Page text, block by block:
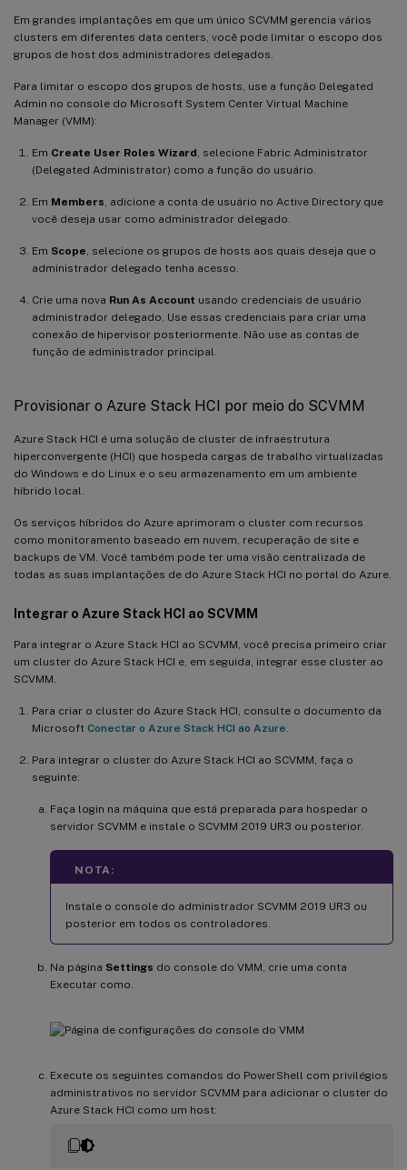
Em grandes implantações em que um único SCVMM gerencia vários
clusters em diferentes data centers, você pode limitar o escopo dos
grupos de host dos administradores delegados.
Para limitar o escopo dos grupos de hosts, use a função Delegated
Admin no console do Microsoft System Center Virtual Machine
Manager (VMM):
Em Create User Roles Wizard , selecione Fabric Administrator
(Delegated Administrator) como a função do usuário.
Em Members , adicione a conta de usuário no Active Directory que
você deseja usar como administrador delegado.
Em Scope , selecione os grupos de hosts aos quais deseja que o
administrador delegado tenha acesso.
Crie uma nova Run As Account usando credenciais de usuário
administrador delegado. Use essas credenciais para criar uma
conexão de hipervisor posteriormente. Não use as contas de
função de administrador principal.
Provisionar o Azure Stack HCI por meio do SCVMM
Azure Stack HCI é uma solução de cluster de infraestrutura
hiperconvergente (HCI) que hospeda cargas de trabalho virtualizadas
do Windows e do Linux e o seu armazenamento em um ambiente
híbrido local.
Os serviços híbridos do Azure aprimoram o cluster com recursos
como monitoramento baseado em nuvem, recuperação de site e
backups de VM. Você também pode ter uma visão centralizada de
todas as suas implantações de do Azure Stack HCI no portal do Azure.
Integrar o Azure Stack HCI ao SCVMM
Para integrar o Azure Stack HCI ao SCVMM, você precisa primeiro criar
um cluster do Azure Stack HCI e, em seguida, integrar esse cluster ao
SCVMM.
Para criar o cluster do Azure Stack HCI, consulte o documento da
Microsoft Conectar o Azure Stack HCI ao Azure
Para integrar o cluster do Azure Stack HCI ao SCVMM, faça o
seguinte:
Faça login na máquina que está preparada para hospedar o
servidor SCVMM e instale o SCVMM 2019 UR3 ou posterior.
NOTA:
Instale o console do administrador SCVMM 2019 UR3 ou
posterior em todos os controladores.
Na página Settings do console do VMM, crie uma conta
Executar como.
Execute os seguintes comandos do PowerShell com privilégios
administrativos no servidor SCVMM para adicionar o cluster do
Azure Stack HCI como um host: